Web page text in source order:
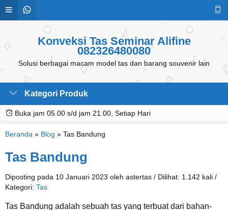
Konveksi Tas Seminar Alifine
082326480080
Solusi berbagai macam model tas dan barang souvenir lain
Kategori Produk
Buka jam 05.00 s/d jam 21.00, Setiap Hari
Beranda » Blog » Tas Bandung
Tas Bandung
Diposting pada 10 Januari 2023 oleh astertas / Dilihat: 1.142 kali /
Kategori: Tas
Tas Bandung adalah sebuah tas yang terbuat dari bahan-